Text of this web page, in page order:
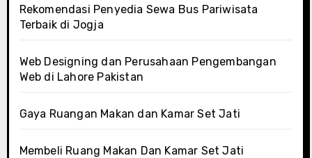
Rekomendasi Penyedia Sewa Bus Pariwisata
Terbaik di Jogja
Web Designing dan Perusahaan Pengembangan
Web di Lahore Pakistan
Gaya Ruangan Makan dan Kamar Set Jati
Membeli Ruang Makan Dan Kamar Set Jati